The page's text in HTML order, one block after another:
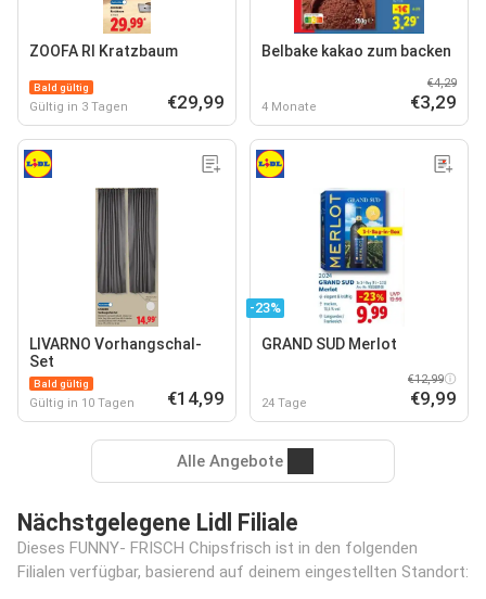
ZOOFA RI Kratzbaum
Bald gültig
Gültig in 3 Tagen €29,99
Belbake kakao zum backen
4 Monate
€4,29
€3,29
LIVARNO Vorhangschal-
Set
Bald gültig
Gültig in 10 Tagen €14,99
-23%
GRAND SUD Merlot
24 Tage
€12,99
€9,99
Alle Angebote
Nächstgelegene Lidl Filiale
Dieses FUNNY- FRISCH Chipsfrisch ist in den folgenden
Filialen verfügbar, basierend auf deinem eingestellten Standort: